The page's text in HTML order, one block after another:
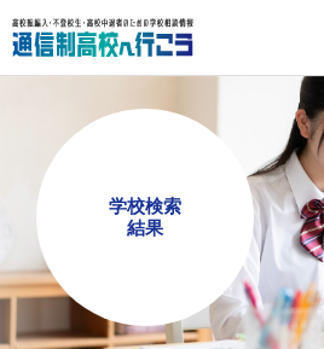
学校検索
結果